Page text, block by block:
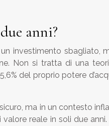
anni?
investimento sbagliato,
Non si tratta di una
del proprio potere
ma in un contesto
reale in soli due